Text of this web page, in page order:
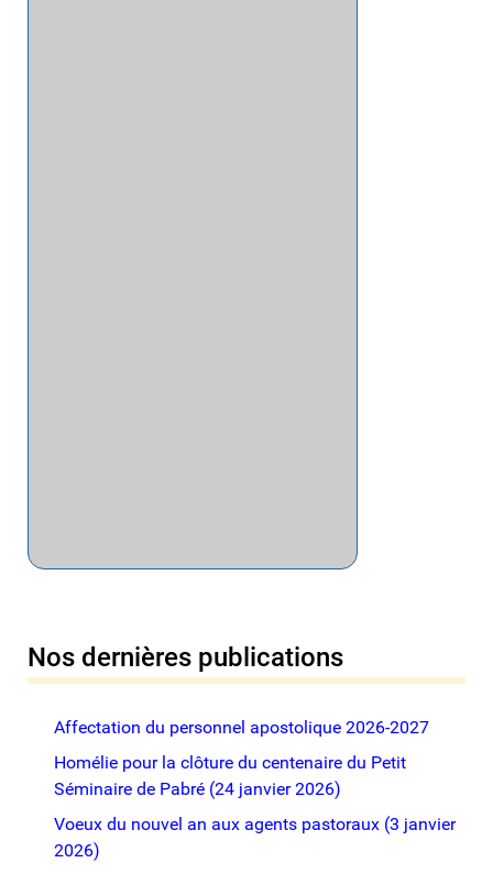
Nos dernières publications
Affectation du personnel apostolique 2026-2027
Homélie pour la clôture du centenaire du Petit
Séminaire de Pabré (24 janvier 2026)
Voeux du nouvel an aux agents pastoraux (3 janvier
2026)